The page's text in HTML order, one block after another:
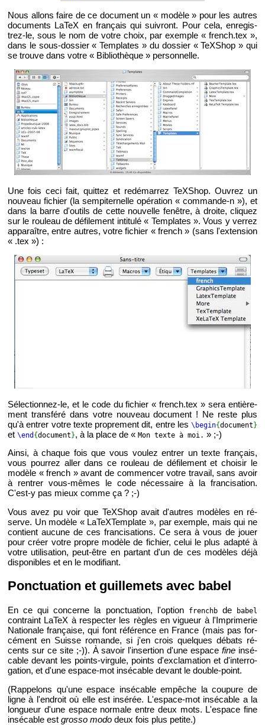
Nous al­lons faire de ce do­cu­ment un « mo­dèle » pour les autres
do­cu­ments LaTeX en fran­çais qui sui­vront. Pour cela, en­re­gis­
trez-le, sous le nom de votre choix, par exemple « french.​tex »,
dans le sous-dos­sier « Tem­plates » du dos­sier « TeX­Shop » qui
se trouve dans votre « Bi­blio­thèque » per­son­nelle.
Une fois ceci fait, quit­tez et re­dé­mar­rez TeX­Shop. Ou­vrez un
nou­veau fi­chier (la sem­pi­ter­nelle opé­ra­tion « com­mande-n »), et
dans la barre d'ou­tils de cette nou­velle fe­nêtre, à droite, cli­quez
sur le rou­leau de dé­fi­le­ment in­ti­tulé « Tem­plates ». Vous y ver­rez
ap­pa­raître, entre autres, votre fi­chier « french » (sans l'ex­ten­sion
« .tex ») :
Sé­lec­tion­nez-le, et le code du fi­chier « french.​tex » sera en­tiè­re­
ment trans­féré dans votre nou­veau do­cu­ment ! Ne reste plus
qu'à en­trer votre texte pro­pre­ment dit, entre les \begin{do­cu­ment}
et \end {do­cu­ment}, à la place de « Mon texte à moi. » ;-)
Ainsi, à chaque fois que vous vou­lez en­trer un texte fran­çais,
vous pour­rez aller dans ce rou­leau de dé­fi­le­ment et choi­sir le
mo­dèle « french » avant de com­men­cer votre tra­vail, sans avoir
à ren­trer vous-mêmes le code né­ces­saire à la fran­ci­sa­tion.
C'est-y pas mieux comme ça ? ;-)
Vous avez pu voir que TeX­Shop avait d'autres mo­dèles en ré­
serve. Un mo­dèle « La­TeX­Tem­plate », par exemple, mais qui ne
contient au­cune de ces fran­ci­sa­tions. Ce sera à vous de jouer
pour créer votre propre mo­dèle de fi­chier, celui le plus adapté à
votre uti­li­sa­tion, peut-être en par­tant d'un de ces mo­dèles déjà
dis­po­nibles et en le mo­di­fiant.
Ponc­tua­tion et guille­mets avec babel
En ce qui concerne la ponc­tua­tion, l'op­tion frenchbde babel
contraint LaTeX à res­pec­ter les règles en vi­gueur à l'Im­pri­me­rie
Na­tio­nale fran­çaise, qui font ré­fé­rence en France (mais pas for­
cé­ment en Suisse ro­mande, si j'en crois quelques dé­bats ré­
cents sur ce site ;-)). À sa­voir l'in­ser­tion d'une es­pacefine in­sé­
cable de­vant les points-vir­gule, points d'ex­cla­ma­tion et d'in­ter­ro­
ga­tion, et d'une es­pace-mot in­sé­cable de­vant le double-point.
(Rap­pe­lons qu'une es­pace in­sé­cable em­pêche la cou­pure de
ligne à l'en­droit où elle est in­sé­rée. L'es­pace-mot in­sé­cable a la
lon­gueur d'une es­pace nor­male entre deux mots. L'es­pace fine
in­sé­cable est grosso modo deux fois plus pe­tite.)